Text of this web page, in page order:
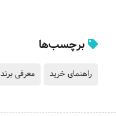
برچسب‌ها
راهنمای خرید معرفی برند